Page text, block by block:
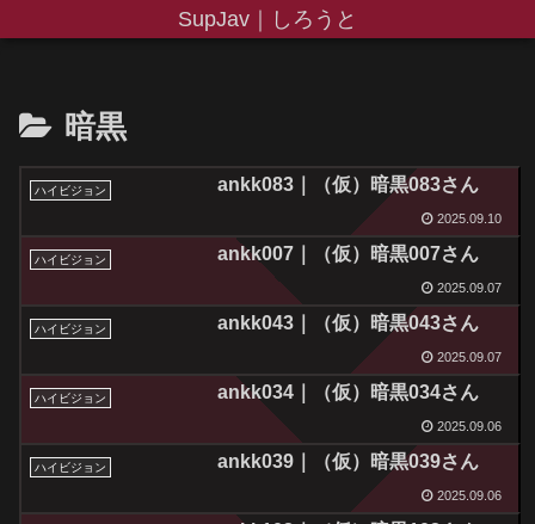
SupJav｜しろうと
暗黒
ハイビジョン ankk083｜（仮）暗黒083さん
2025.09.10
ハイビジョン ankk007｜（仮）暗黒007さん
2025.09.07
ハイビジョン ankk043｜（仮）暗黒043さん
2025.09.07
ハイビジョン ankk034｜（仮）暗黒034さん
2025.09.06
ハイビジョン ankk039｜（仮）暗黒039さん
2025.09.06